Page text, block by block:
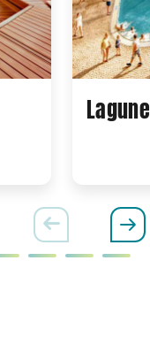
Lagune